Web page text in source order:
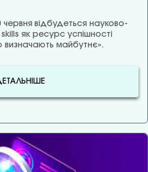
червня відбудеться науково-
як ресурс успішності
визначають майбутнє».